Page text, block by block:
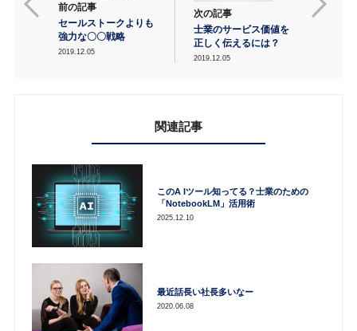
前の記事
セールストークよりも
強力な〇〇戦略
2019.12.05
次の記事
士業のサービス価値を
正しく伝えるには？
2019.12.05
関連記事
このA Iツール知ってる？士業のための
「NotebookLM」活用術
2025.12.10
最近話長い社長多いなー
2020.06.08